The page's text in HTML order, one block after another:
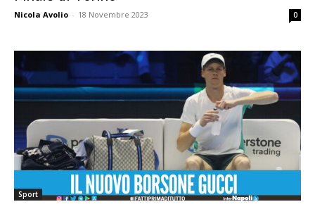
Nicola Avolio - 18 Novembre 2023 0
Sport